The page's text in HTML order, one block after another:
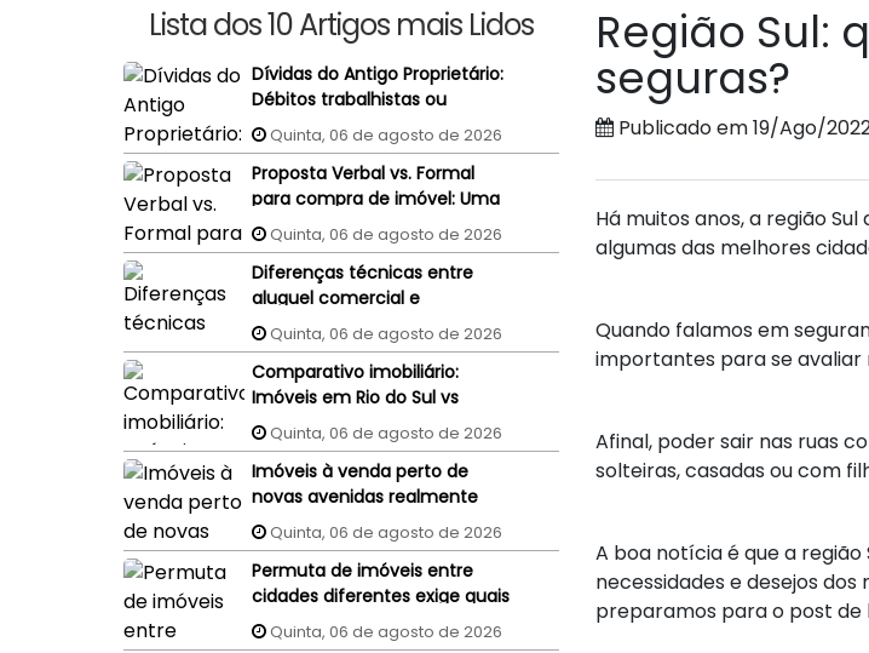
Lista dos 10 Artigos mais Lidos
Dívidas do Antigo Proprietário:
Débitos trabalhistas ou
processos judiciais do
vendedor podem penhorar o
imóvel recém-comprado?
Quinta, 06 de agosto de 2026
Proposta Verbal vs. Formal
para compra de imóvel: Uma
proposta aceita por WhatsApp
ou e-mail tem validade
jurídica?
Quinta, 06 de agosto de 2026
Diferenças técnicas entre
aluguel comercial e
residencial: Um guia completo
Quinta, 06 de agosto de 2026
Comparativo imobiliário:
Imóveis em Rio do Sul vs
Imóveis em Florianópolis
(interior x capital)
Quinta, 06 de agosto de 2026
Imóveis à venda perto de
novas avenidas realmente
valorizam mais?
Quinta, 06 de agosto de 2026
Permuta de imóveis entre
cidades diferentes exige quais
cuidados?
Quinta, 06 de agosto de 2026
Região Sul:
seguras?
Publicado em 19/Ago/
Há muitos anos, a região
algumas das melhores
Quando falamos em
importantes para se
Afinal, poder sair nas ruas
solteiras, casadas ou com
A boa notícia é que a
necessidades e desejos
preparamos para o post de